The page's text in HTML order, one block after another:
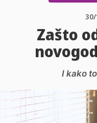
Zašto
I kako